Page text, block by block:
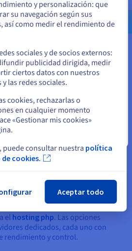
con desafíos técnicos, es esencial
experto tanto para las aplicaciones
El hosting Ruby on Rails de
un equipo de soporte dedicado con
del framework Rails, lo que
su disposición la asistencia de
que entienden las
Ruby on Rails?
on Rails con OVHcloud es un
una guía simplificada
: Elija el plan de hosting
mejor se adapte a sus necesidades,
el hosting php. Las opciones
dedicados, cada uno con
rendimiento y control.
Inglés USD - $
web actual
y personalización: que
su navegación según sus
así como medir el rendimiento de
sociales y de socios externos:
publicidad dirigida, medir
ciertos datos con nuestros
las redes sociales.
cookies, rechazarlas o
en cualquier momento
«Gestionar mis cookies»
puede consultar nuestra política
cookies.
Aceptar todo